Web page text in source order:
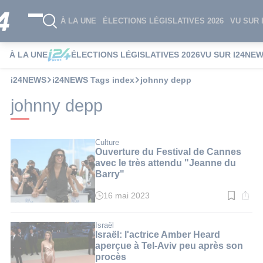
À LA UNE ÉLECTIONS LÉGISLATIVES 2026 VU SUR
À LA UNE ÉLECTIONS LÉGISLATIVES 2026VU SUR
i24NEWS i24NEWS Tags index johnny depp
johnny depp
Culture
Ouverture du Festival de Cannes
avec le très attendu "Jeanne du
Barry"
Temps
:
4
min.
16 mai 2023
Israël
Israël: l'actrice Amber Heard
aperçue à Tel-Aviv peu après son
procès